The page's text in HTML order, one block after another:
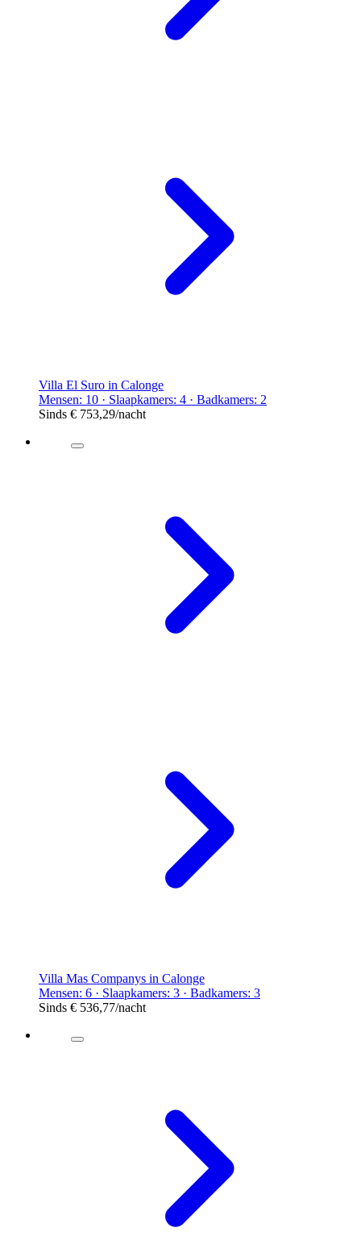
Villa El Suro in Calonge
Mensen: 10 · Slaapkamers: 4 · Badkamers: 2
Sinds € 753,29/nacht
Villa Mas Companys in Calonge
Mensen: 6 · Slaapkamers: 3 · Badkamers: 3
Sinds € 536,77/nacht